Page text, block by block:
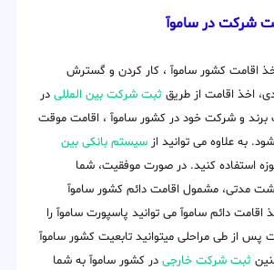
شرکت در ساموآ
اقامت کشور ساموآ ، کار کردن و گسترش
اخذ اقامت از طریق ثبت شرکت بین المللی در
برند و شرکت خود در کشور ساموآ ، اقامت موقت
به علاوه می توانید از سیستم بانکی بین
استفاده کنید. در صورت موفقیت، شما
مدتی، مشمول اقامت دائم کشور ساموآ
دائم ساموآ می توانید پاسپورت ساموآ را
پس از طی مراحلی میتوانید تابعیت کشور ساموآ
ثبت شرکت خارجی در کشور ساموآ به شما